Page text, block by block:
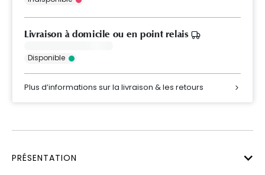
Livraison à domicile ou en point relais
Disponible
Plus d’informations sur la livraison & les retours
PRÉSENTATION